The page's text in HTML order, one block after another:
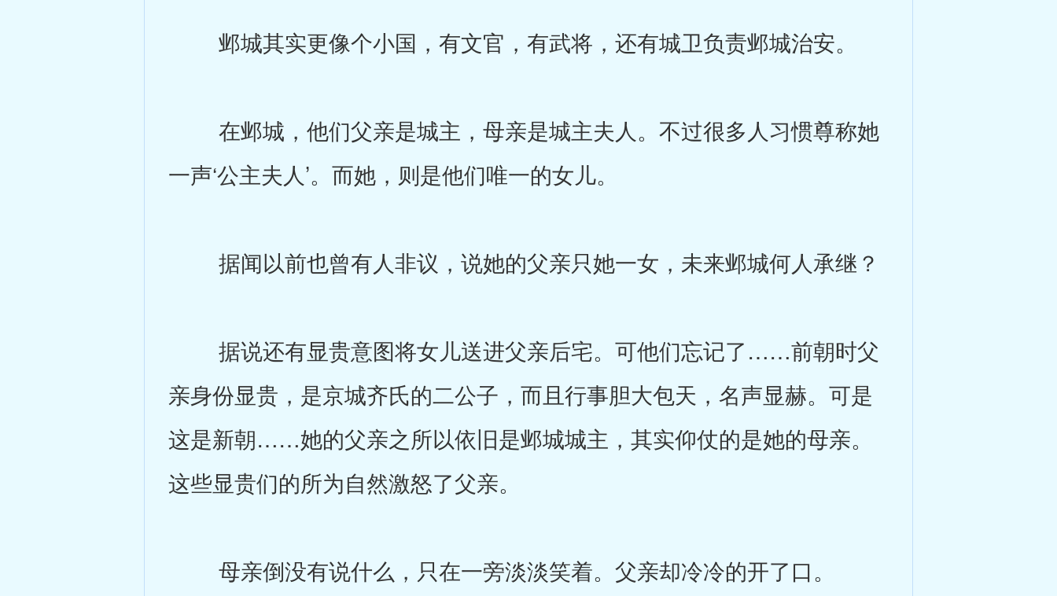
邺城其实更像个小国，有文官，有武将，还有城卫负责邺城治安。
在邺城，他们父亲是城主，母亲是城主夫人。不过很多人习惯尊称她
一声‘公主夫人’。而她，则是他们唯一的女儿。
据闻以前也曾有人非议，说她的父亲只她一女，未来邺城何人承继？
据说还有显贵意图将女儿送进父亲后宅。可他们忘记了……前朝时父
亲身份显贵，是京城齐氏的二公子，而且行事胆大包天，名声显赫。可是
这是新朝……她的父亲之所以依旧是邺城城主，其实仰仗的是她的母亲。
这些显贵们的所为自然激怒了父亲。
母亲倒没有说什么，只在一旁淡淡笑着。父亲却冷冷的开了口。